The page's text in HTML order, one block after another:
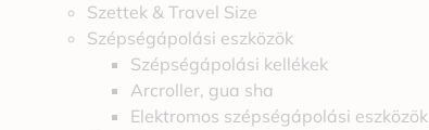
Szettek & Travel Size
Szépségápolási eszközök
Szépségápolási kellékek
Arcroller, gua sha
Elektromos szépségápolási eszközök